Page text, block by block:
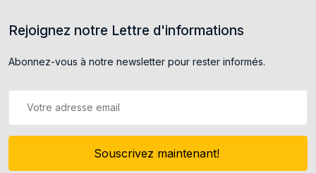
Rejoignez notre Lettre d'informations
Abonnez-vous à notre newsletter pour rester informés.
Souscrivez maintenant!